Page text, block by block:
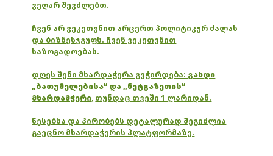
ვეღარ შევძლებთ.
ჩვენ არ ვეკუთვნით არცერთ პოლიტიკურ ძალას
და ბიზნესჯგუფს. ჩვენ ვეკუთვნით
საზოგადოებას.
დღეს შენი მხარდაჭერა გვჭირდება: გახდი
„ბათუმელებისა“ და „ნეტგაზეთის“
მხარდამჭერი, თუნდაც თვეში 1 ლარიდან.
წესებსა და პირობებს დეტალურად შეგიძლია
გაეცნო მხარდაჭერის პლატფორმაზე.